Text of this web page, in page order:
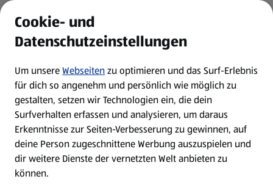
Newsletter
WhatsApp
Über ALDI SÜD
Filialen
Cookie- und
Datenschutzeinstellungen
Um unsereWebseitenzu optimieren und das Surf-Erlebnis
für dich so angenehm und persönlich wie möglich zu
gestalten, setzen wir Technologien ein, die dein
Surfverhalten erfassen und analysieren, um daraus
Erkenntnisse zur Seiten-Verbesserung zu gewinnen, auf
deine Person zugeschnittene Werbung auszuspielen und
dir weitere Dienste der vernetzten Welt anbieten zu
können.